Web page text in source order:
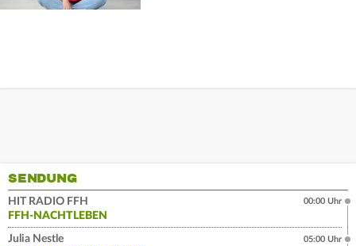
SENDUNG
HIT RADIO FFH
FFH-NACHTLEBEN
00:00 Uhr
Julia Nestle
05:00 Uhr